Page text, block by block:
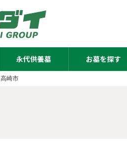
永代供養墓 お墓を探す
高崎市